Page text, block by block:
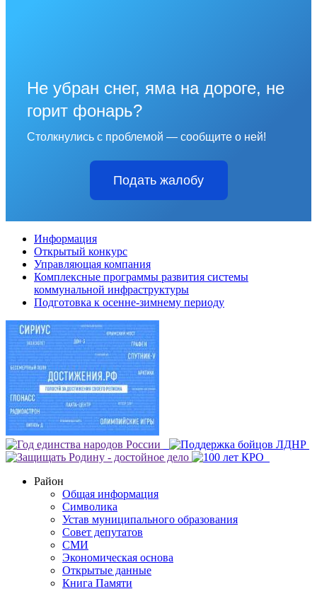
Не убран снег, яма на дороге, не
горит фонарь?
Столкнулись с проблемой — сообщите о ней!
Подать жалобу
Информация
Открытый конкурс
Управляющая компания
Комплексные программы развития системы
коммунальной инфраструктуры
Подготовка к осенне-зимнему периоду
Район
Общая информация
Символика
Устав муниципального образования
Совет депутатов
СМИ
Экономическая основа
Открытые данные
Книга Памяти